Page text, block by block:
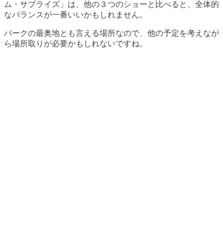
ム・サプライズ」は、他の３つのショーと比べると、全体的
なバランスが一番いいかもしれません。
パークの最奥地とも言える場所なので、他の予定を考えなが
ら場所取りが必要かもしれないですね。